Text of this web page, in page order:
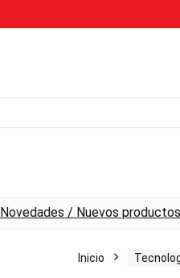
Novedades / Nuevos productos
Inicio